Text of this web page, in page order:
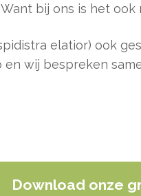
bij ons is het
elatior) ook
en wij bespreken
Download onze